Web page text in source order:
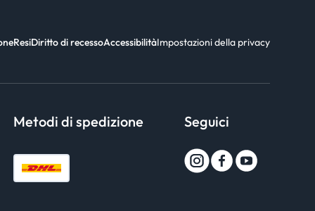
ResiDiritto di recessoAccessibilitàImpostazioni della privacy
Metodi di spedizione Seguici